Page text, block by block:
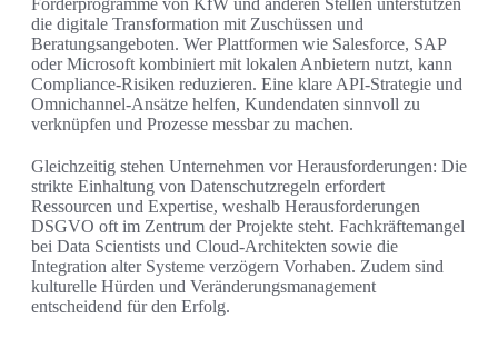
Förderprogramme von KfW und anderen Stellen unterstützen
die digitale Transformation mit Zuschüssen und
Beratungsangeboten. Wer Plattformen wie Salesforce, SAP
oder Microsoft kombiniert mit lokalen Anbietern nutzt, kann
Compliance‑Risiken reduzieren. Eine klare API‑Strategie und
Omnichannel‑Ansätze helfen, Kundendaten sinnvoll zu
verknüpfen und Prozesse messbar zu machen.
Gleichzeitig stehen Unternehmen vor Herausforderungen: Die
strikte Einhaltung von Datenschutzregeln erfordert
Ressourcen und Expertise, weshalb Herausforderungen
DSGVO oft im Zentrum der Projekte steht. Fachkräftemangel
bei Data Scientists und Cloud‑Architekten sowie die
Integration alter Systeme verzögern Vorhaben. Zudem sind
kulturelle Hürden und Veränderungsmanagement
entscheidend für den Erfolg.